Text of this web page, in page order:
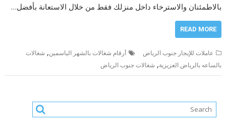
بالاطمئنان والاسترخاء داخل منزلك فقط من خلال الاستعانة بأفضل…
READ MORE
عاملات للإيجار جنوب الرياض أرقام شغالات بالشهر الياسمين, شغالات
بالساعه بالرياض العزيزية, شغالات جنوب الرياض